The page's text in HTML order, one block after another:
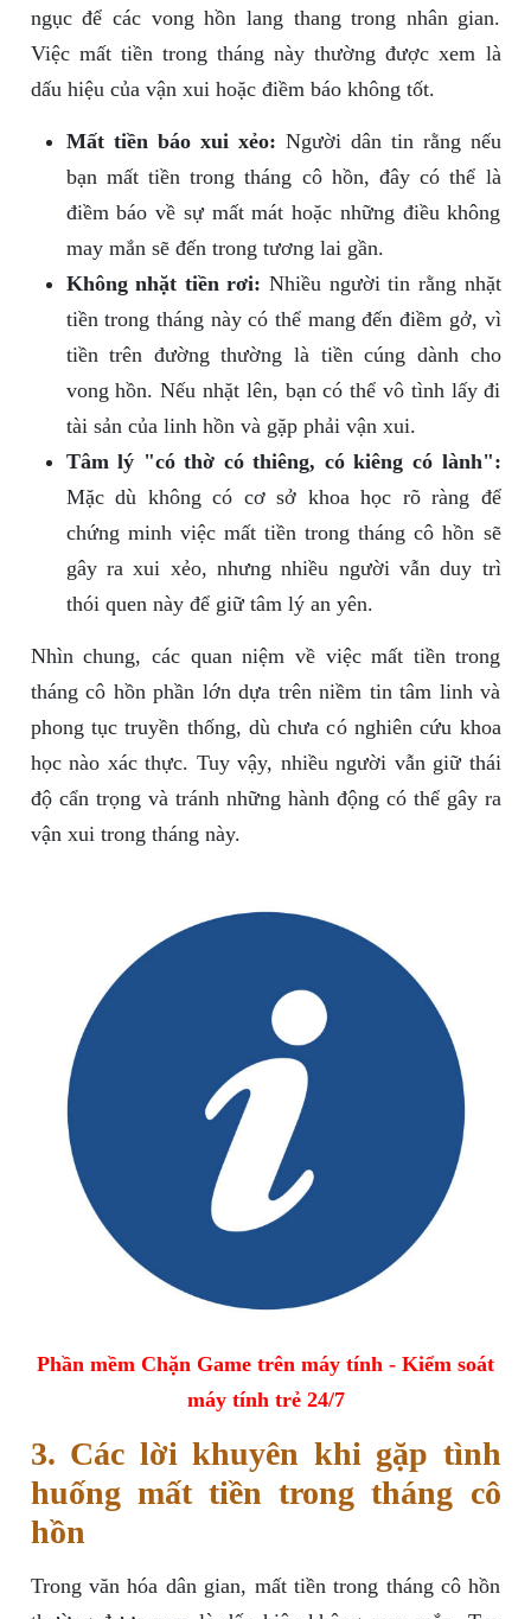
ngục để các vong hồn lang thang trong nhân gian.
Việc mất tiền trong tháng này thường được xem là
dấu hiệu của vận xui hoặc điềm báo không tốt.
Mất tiền báo xui xẻo: Người dân tin rằng nếu
bạn mất tiền trong tháng cô hồn, đây có thể là
điềm báo về sự mất mát hoặc những điều không
may mắn sẽ đến trong tương lai gần.
Không nhặt tiền rơi: Nhiều người tin rằng nhặt
tiền trong tháng này có thể mang đến điềm gở, vì
tiền trên đường thường là tiền cúng dành cho
vong hồn. Nếu nhặt lên, bạn có thể vô tình lấy đi
tài sản của linh hồn và gặp phải vận xui.
Tâm lý "có thờ có thiêng, có kiêng có lành":
Mặc dù không có cơ sở khoa học rõ ràng để
chứng minh việc mất tiền trong tháng cô hồn sẽ
gây ra xui xẻo, nhưng nhiều người vẫn duy trì
thói quen này để giữ tâm lý an yên.
Nhìn chung, các quan niệm về việc mất tiền trong
tháng cô hồn phần lớn dựa trên niềm tin tâm linh và
phong tục truyền thống, dù chưa có nghiên cứu khoa
học nào xác thực. Tuy vậy, nhiều người vẫn giữ thái
độ cẩn trọng và tránh những hành động có thể gây ra
vận xui trong tháng này.
Phần mềm Chặn Game trên máy tính - Kiểm soát
máy tính trẻ 24/7
3. Các lời khuyên khi gặp tình
huống mất tiền trong tháng cô
hồn
Trong văn hóa dân gian, mất tiền trong tháng cô hồn